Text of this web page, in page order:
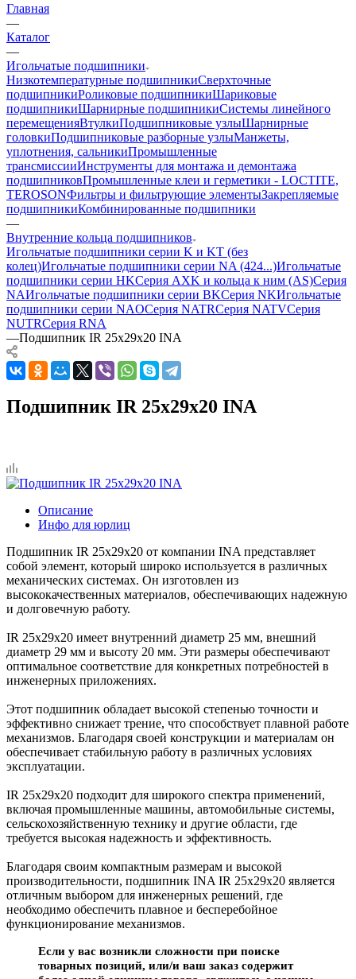
Главная
—
Каталог
—
Игольчатые подшипники
Низкотемпературные подшипникиСверхточные
подшипникиРоликовые подшипникиШариковые
подшипникиШарнирные подшипникиСистемы линейного
перемещенияВтулкиПодшипниковые узлыШарнирные
головкиПодшипниковые разборные узлыМанжеты,
уплотнения, сальникиПромышленные
трансмиссииИнструменты для монтажа и демонтажа
подшипниковПромышленные клеи и герметики - LOCTITE,
TEROSONФильтры и фильтрующие элементыЗакрепляемые
подшипникиКомбинированные подшипники
—
Внутренние кольца подшипников
Игольчатые подшипники серии K и KT (без
колец)Игольчатые подшипники серии NA (424...)Игольчатые
подшипники серии HKСерия AXK и кольца к ним (AS)Серия
NAИгольчатые подшипники серии BKСерия NKИгольчатые
подшипники серии NAOСерия NATRСерия NATVСерия
NUTRСерия RNA
—Подшипник IR 25x29x20 INA
Подшипник IR 25x29x20 INA
Описание
Инфо для юрлиц
Подшипник IR 25x29x20 от компании INA представляет
собой элемент, который широко используется в различных
механических системах. Он изготовлен из
высококачественных материалов, обеспечивающих надежную
и долговечную работу.
IR 25x29x20 имеет внутренний диаметр 25 мм, внешний
диаметр 29 мм и высоту 20 мм. Эти размеры обеспечивают
оптимальное соответствие для конкретных потребностей в
инженерных приложениях.
Этот подшипник обладает высокой степенью точности и
эффективно снижает трение, что способствует плавной работе
механизмов. Благодаря своей конструкции и материалам он
обеспечивает стабильную работу в различных условиях
эксплуатации.
IR 25x29x20 подходит для широкого спектра применений,
включая промышленные машины, автомобильные системы,
сельскохозяйственную технику и другие области, где
требуется высокая надежность и эффективность.
Благодаря своим компактным размерам и высокой
производительности, подшипник INA IR 25x29x20 является
отличным выбором для инженерных решений, где
необходимо обеспечить плавное и бесперебойное
функционирование механизмов.
Если у вас возникли сложности при поиске
товарных позиций, или/и ваш заказ содержит